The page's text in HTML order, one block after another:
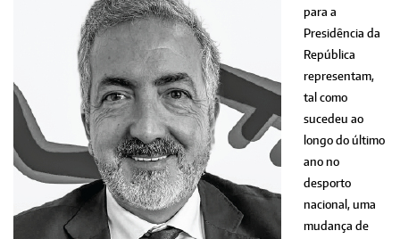
para a
Presidência da
República
representam,
tal como
sucedeu ao
longo do último
ano no
desporto
nacional, uma
mudança de